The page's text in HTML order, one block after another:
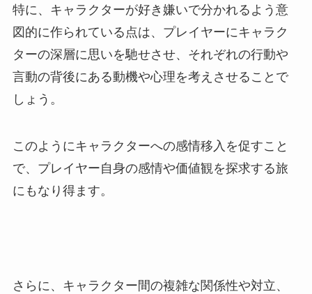
特に、キャラクターが好き嫌いで分かれるよう意
図的に作られている点は、プレイヤーにキャラク
ターの深層に思いを馳せさせ、それぞれの行動や
言動の背後にある動機や心理を考えさせることで
しょう。
このようにキャラクターへの感情移入を促すこと
で、プレイヤー自身の感情や価値観を探求する旅
にもなり得ます。
さらに、キャラクター間の複雑な関係性や対立、